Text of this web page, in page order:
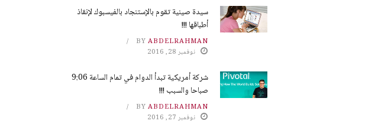
سيدة صينية تقوم بالإستنجاد بالفيسبوك لإنقاذ
أطباقها !!!
BY ABDELRAHMAN
نوفمبر 28, 2016
شركة أمريكية تبدأ الدوام في تمام الساعة 9:06
صباحا والسبب !!!
BY ABDELRAHMAN
نوفمبر 27, 2016